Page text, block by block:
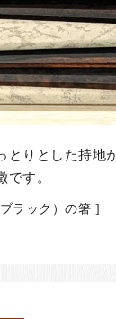
とりとした持地
す。
ラック）の箸 ]